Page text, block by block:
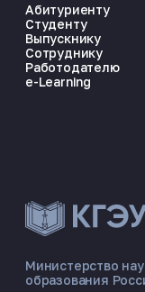
Министерство
образования
Абитуриенту
Студенту
Выпускнику
Сотруднику
Работодателю
e-Learning